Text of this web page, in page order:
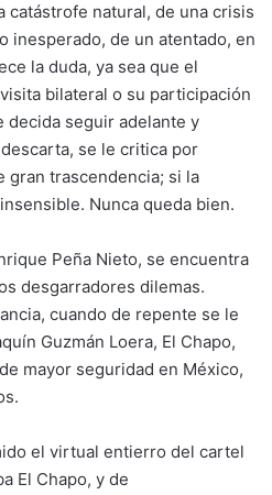
catástrofe natural, de una crisis
inesperado, de un atentado, en
la duda, ya sea que el
bilateral o su participación
decida seguir adelante y
se le critica por
gran trascendencia; si la
Nunca queda bien.
Peña Nieto, se encuentra
desgarradores dilemas.
cuando de repente se le
Guzmán Loera, El Chapo,
mayor seguridad en México,
el virtual entierro del cartel
El Chapo, y de